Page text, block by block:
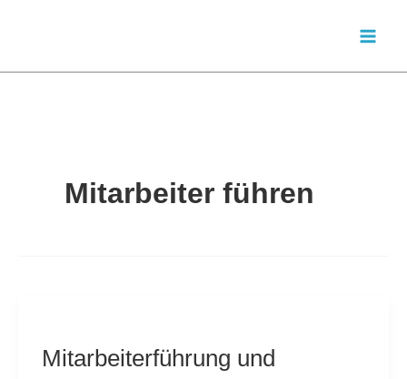
Mitarbeiter führen
Mitarbeiterführung und